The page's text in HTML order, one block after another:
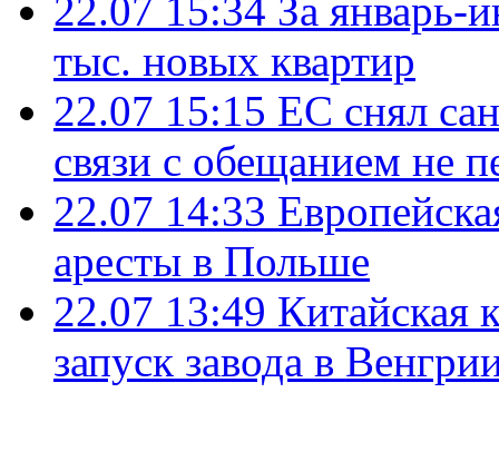
22.07 15:34 За январь-
тыс. новых квартир
22.07 15:15 ЕС снял
связи с обещанием не
22.07 14:33
аресты в Польше
22.07 13:49 Китайская
запуск завода в